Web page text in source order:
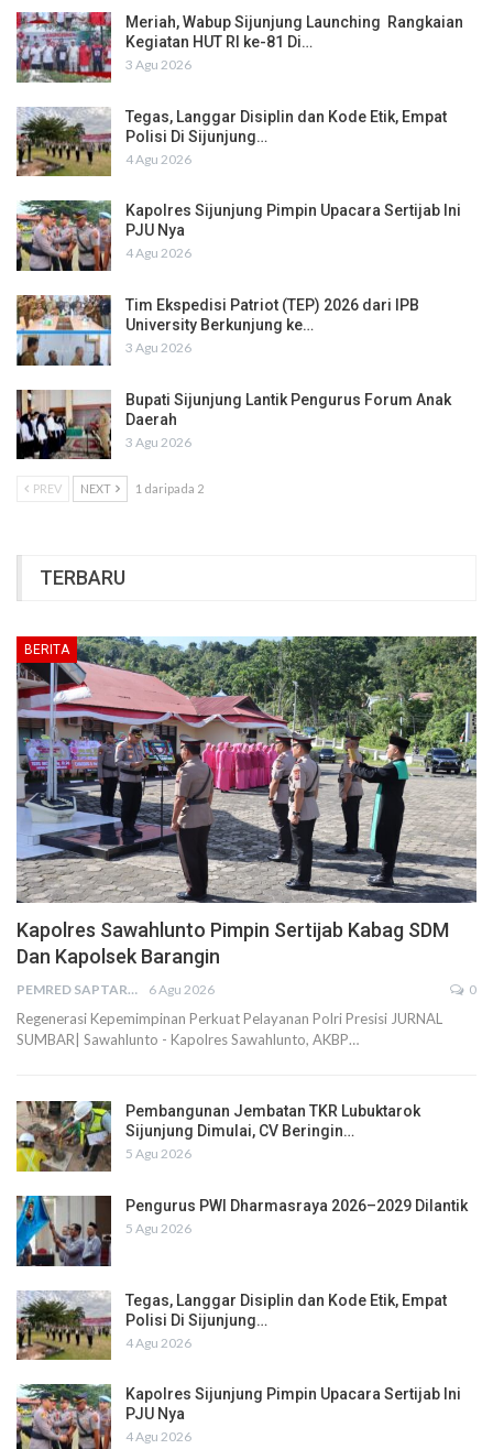
Meriah, Wabup Sijunjung Launching Rangkaian
Kegiatan HUT RI ke-81 Di…
3 Agu 2026
Tegas, Langgar Disiplin dan Kode Etik, Empat
Polisi Di Sijunjung…
4 Agu 2026
Kapolres Sijunjung Pimpin Upacara Sertijab Ini
PJU Nya
4 Agu 2026
Tim Ekspedisi Patriot (TEP) 2026 dari IPB
University Berkunjung ke…
3 Agu 2026
Bupati Sijunjung Lantik Pengurus Forum Anak
Daerah
3 Agu 2026
PREV NEXT 1 daripada 2
TERBARU
BERITA
Kapolres Sawahlunto Pimpin Sertijab Kabag SDM
Dan Kapolsek Barangin
PEMRED SAPTARIUS 6 Agu 2026 0
Regenerasi Kepemimpinan Perkuat Pelayanan Polri Presisi JURNAL
SUMBAR| Sawahlunto - Kapolres Sawahlunto, AKBP…
Pembangunan Jembatan TKR Lubuktarok
Sijunjung Dimulai, CV Beringin…
5 Agu 2026
Pengurus PWI Dharmasraya 2026–2029 Dilantik
5 Agu 2026
Tegas, Langgar Disiplin dan Kode Etik, Empat
Polisi Di Sijunjung…
4 Agu 2026
Kapolres Sijunjung Pimpin Upacara Sertijab Ini
PJU Nya
4 Agu 2026